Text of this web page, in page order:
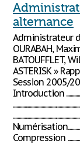
alternance
Administrateur
OURABAH,
BATOUFFLET,
ASTERISK »
Session 2005/
Introduction
Compression